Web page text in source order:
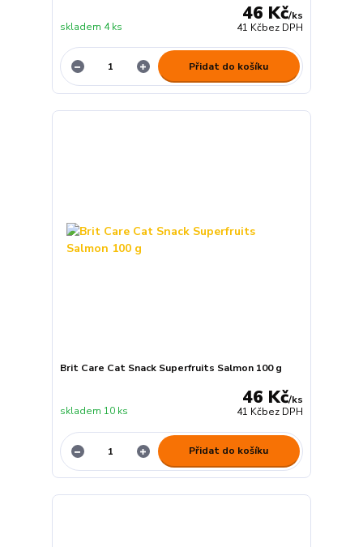
46 Kč/ks
41 Kčbez DPH
skladem 4 ks
Přidat do košíku
Brit Care Cat Snack Superfruits Salmon 100 g
46 Kč/ks
41 Kčbez DPH
skladem 10 ks
Přidat do košíku